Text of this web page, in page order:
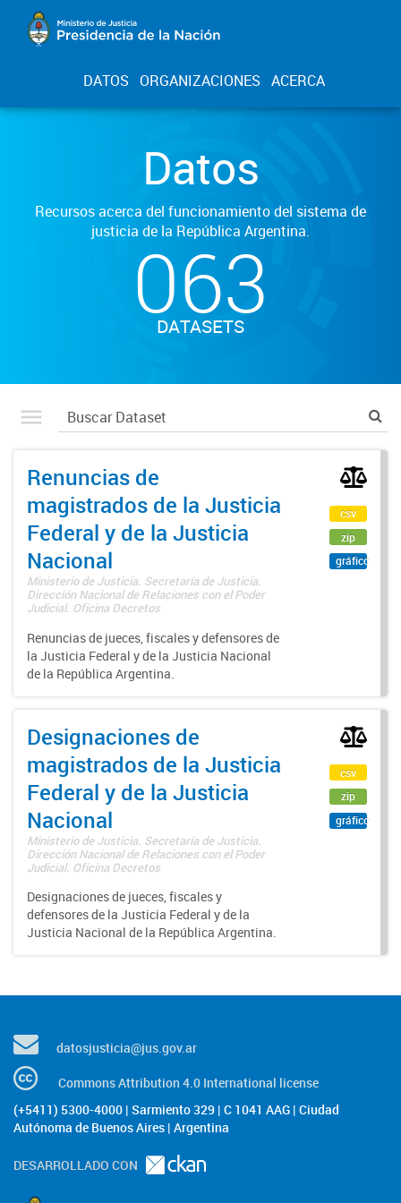
DATOS ORGANIZACIONES ACERCA
Datos
Recursos acerca del funcionamiento del sistema de
justicia de la República Argentina.
063
DATASETS
Renuncias de
magistrados de la Justicia
Federal y de la Justicia
Nacional
Ministerio de Justicia. Secretaría de Justicia.
Dirección Nacional de Relaciones con el Poder
Judicial. Oficina Decretos
Renuncias de jueces, fiscales y defensores de
la Justicia Federal y de la Justicia Nacional
de la República Argentina.
csv
zip
gráfico
Designaciones de
magistrados de la Justicia
Federal y de la Justicia
Nacional
Ministerio de Justicia. Secretaría de Justicia.
Dirección Nacional de Relaciones con el Poder
Judicial. Oficina Decretos
Designaciones de jueces, fiscales y
defensores de la Justicia Federal y de la
Justicia Nacional de la República Argentina.
csv
zip
gráfico
datosjusticia@jus.gov.ar
Commons Attribution 4.0 International license
(+5411) 5300-4000 | Sarmiento 329 | C 1041 AAG | Ciudad
Autónoma de Buenos Aires | Argentina
DESARROLLADO CON